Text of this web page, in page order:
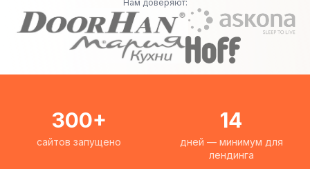
Нам доверяют:
300+
сайтов запущено
14
дней — минимум для
лендинга